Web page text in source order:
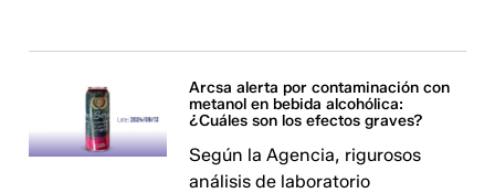
Arcsa alerta por contaminación con
metanol en bebida alcohólica:
¿Cuáles son los efectos graves?
Según la Agencia, rigurosos
análisis de laboratorio